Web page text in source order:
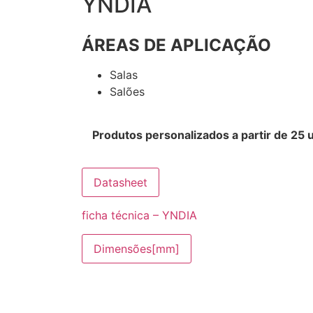
ÁREAS DE APLICAÇÃO
Salas
Salões
Produtos personalizados a partir de 25
Datasheet
ficha técnica – YNDIA
Dimensões[mm]